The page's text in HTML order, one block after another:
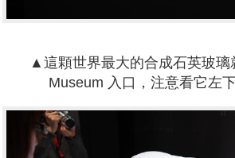
▲這顆世界最大的合成石英玻璃
Museum 入口，注意看它左